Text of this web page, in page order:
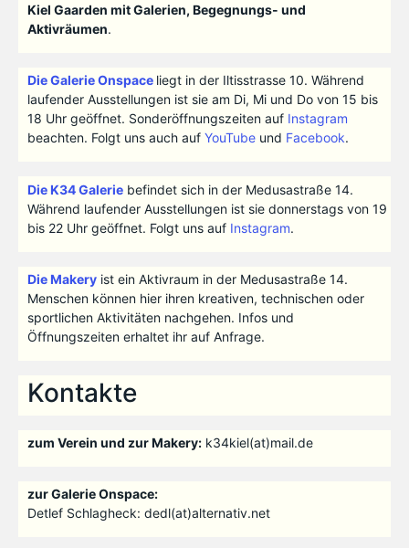
Kiel Gaarden mit Galerien, Begegnungs- und
Aktivräumen.
Die Galerie Onspace liegt in der Iltisstrasse 10. Während
laufender Ausstellungen ist sie am Di, Mi und Do von 15 bis
18 Uhr geöffnet. Sonderöffnungszeiten auf Instagram
beachten. Folgt uns auch auf YouTubeund Facebook.
Die K34 Galeriebefindet sich in der Medusastraße 14.
Während laufender Ausstellungen ist sie donnerstags von 19
bis 22 Uhr geöffnet. Folgt uns auf Instagram.
Die Makeryist ein Aktivraum in der Medusastraße 14.
Menschen können hier ihren kreativen, technischen oder
sportlichen Aktivitäten nachgehen. Infos und
Öffnungszeiten erhaltet ihr auf Anfrage.
Kontakte
zum Verein und zur Makery:k34kiel(at)mail.de
zur Galerie Onspace:
Detlef Schlagheck: dedl(at)alternativ.net